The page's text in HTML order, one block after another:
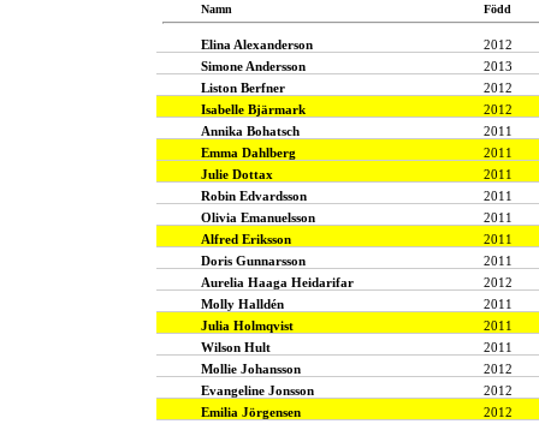
Namn Född
Elina Alexanderson
2012
Simone Andersson
2013
Liston Berfner
2012
Isabelle Bjärmark
2012
Annika Bohatsch
2011
Emma Dahlberg
2011
Julie Dottax
2011
Robin Edvardsson
2011
Olivia Emanuelsson
2011
Alfred Eriksson
2011
Doris Gunnarsson
2011
Aurelia Haaga Heidarifar
2012
Molly Halldén
2011
Julia Holmqvist
2011
Wilson Hult
2011
Mollie Johansson
2012
Evangeline Jonsson
2012
Emilia Jörgensen
2012